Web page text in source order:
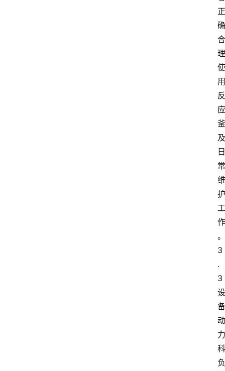
正
确
合
理
使
用
反
应
釜
及
日
常
维
护
工
作
。
3
.
3
设
备
动
力
科
负